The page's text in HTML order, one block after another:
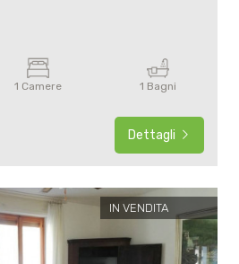
1 Camere 1 Bagni
Dettagli
IN VENDITA